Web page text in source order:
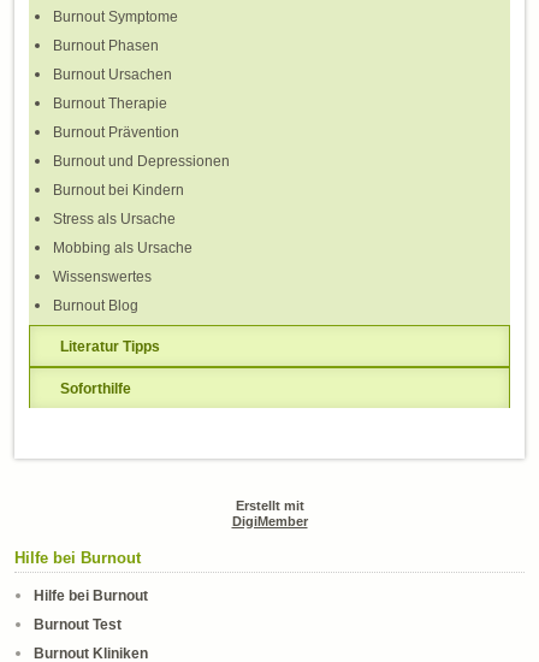
Burnout Symptome
Burnout Phasen
Burnout Ursachen
Burnout Therapie
Burnout Prävention
Burnout und Depressionen
Burnout bei Kindern
Stress als Ursache
Mobbing als Ursache
Wissenswertes
Burnout Blog
Literatur Tipps
Soforthilfe
Erstellt mit
DigiMember
Hilfe bei Burnout
Hilfe bei Burnout
Burnout Test
Burnout Kliniken